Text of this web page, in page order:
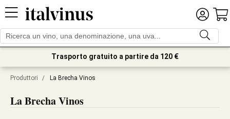
Trasporto gratuito a partire da 120 €
Produttori / La Brecha Vinos
La Brecha Vinos